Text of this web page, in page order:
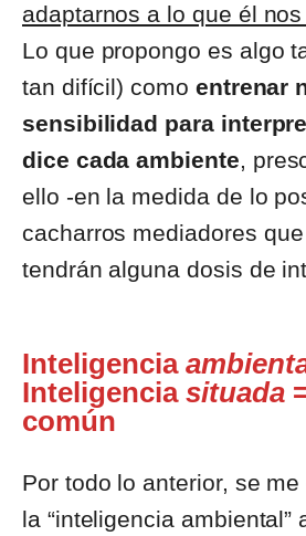
adaptarnos a lo que él
Lo que propongo es algo
tan difícil) como entrenar
sensibilidad para
dice cada ambiente,
ello -en la medida de lo
cacharros mediadores
tendrán alguna dosis de
Inteligencia
Inteligencia situada
común
Por todo lo anterior, se
la “inteligencia ambiental”